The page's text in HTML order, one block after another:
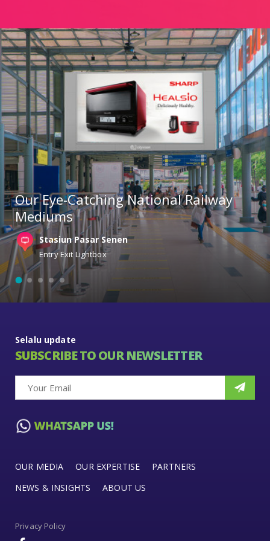
Our Eye-Catching National Railway
Mediums
Stasiun Pasar Senen
Entry Exit Lightbox
Selalu update
SUBSCRIBE TO OUR NEWSLETTER
OUR MEDIA OUR EXPERTISE
PARTNERS
NEWS & INSIGHTS
ABOUT US
Privacy Policy